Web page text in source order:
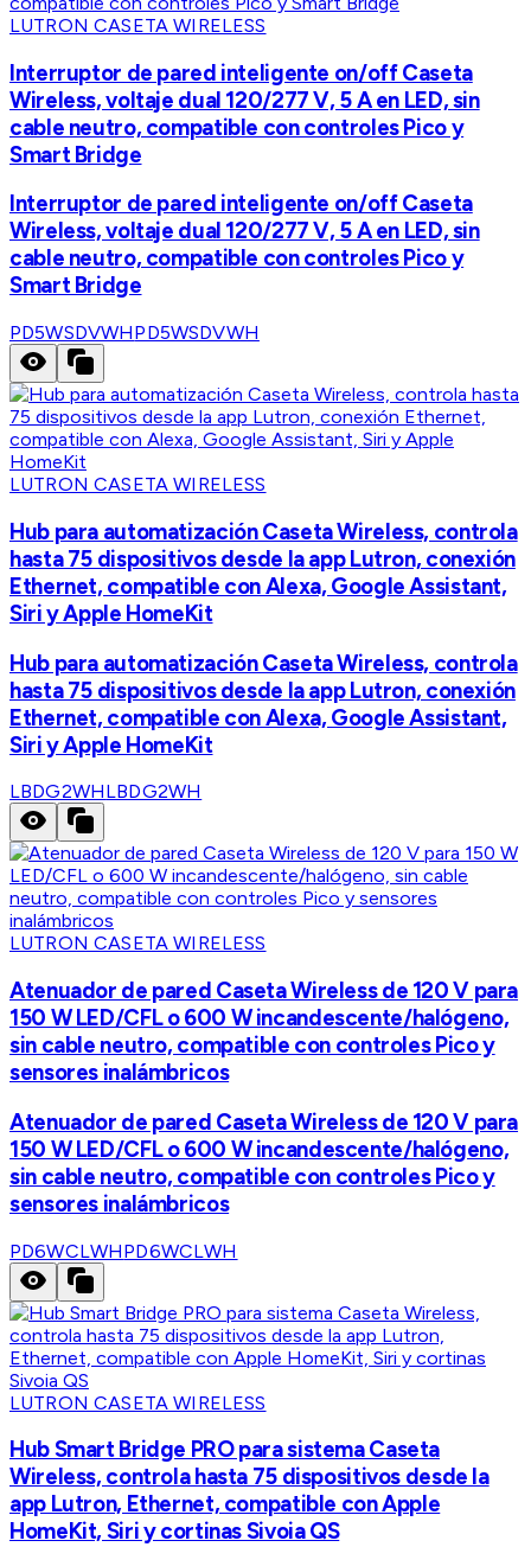
LUTRON CASETA WIRELESS
Interruptor de pared inteligente on/off Caseta
Wireless, voltaje dual 120/277 V, 5 A en LED, sin
cable neutro, compatible con controles Pico y
Smart Bridge
Interruptor de pared inteligente on/off Caseta
Wireless, voltaje dual 120/277 V, 5 A en LED, sin
cable neutro, compatible con controles Pico y
Smart Bridge
PD5WSDVWHPD5WSDVWH
LUTRON CASETA WIRELESS
Hub para automatización Caseta Wireless, controla
hasta 75 dispositivos desde la app Lutron, conexión
Ethernet, compatible con Alexa, Google Assistant,
Siri y Apple HomeKit
Hub para automatización Caseta Wireless, controla
hasta 75 dispositivos desde la app Lutron, conexión
Ethernet, compatible con Alexa, Google Assistant,
Siri y Apple HomeKit
LBDG2WHLBDG2WH
LUTRON CASETA WIRELESS
Atenuador de pared Caseta Wireless de 120 V para
150 W LED/CFL o 600 W incandescente/halógeno,
sin cable neutro, compatible con controles Pico y
sensores inalámbricos
Atenuador de pared Caseta Wireless de 120 V para
150 W LED/CFL o 600 W incandescente/halógeno,
sin cable neutro, compatible con controles Pico y
sensores inalámbricos
PD6WCLWHPD6WCLWH
LUTRON CASETA WIRELESS
Hub Smart Bridge PRO para sistema Caseta
Wireless, controla hasta 75 dispositivos desde la
app Lutron, Ethernet, compatible con Apple
HomeKit, Siri y cortinas Sivoia QS